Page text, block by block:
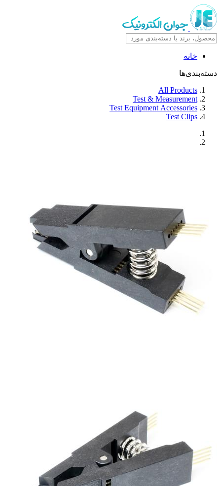
خانه
دسته‌بندی‌ها
All Products
Test & Measurement
Test Equipment Accessories
Test Clips